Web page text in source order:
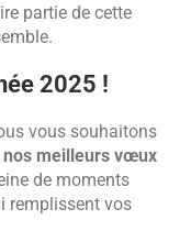
partie de cette
2025 !
vous souhaitons
nos meilleurs vœux
de moments
remplissent vos